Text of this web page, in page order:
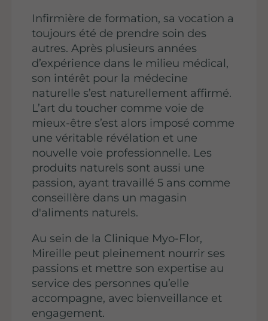
Infirmière de formation, sa vocation a
toujours été de prendre soin des
autres. Après plusieurs années
d’expérience dans le milieu médical,
son intérêt pour la médecine
naturelle s’est naturellement affirmé.
L’art du toucher comme voie de
mieux-être s’est alors imposé comme
une véritable révélation et une
nouvelle voie professionnelle. Les
produits naturels sont aussi une
passion, ayant travaillé 5 ans comme
conseillère dans un magasin
d'aliments naturels.
Au sein de la Clinique Myo-Flor,
Mireille peut pleinement nourrir ses
passions et mettre son expertise au
service des personnes qu’elle
accompagne, avec bienveillance et
engagement.